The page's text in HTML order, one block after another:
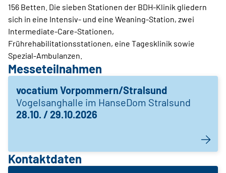
156 Betten. Die sieben Stationen der BDH-Klinik gliedern
sich in eine Intensiv- und eine Weaning-Station, zwei
Intermediate-Care-Stationen,
Frührehabilitationsstationen, eine Tagesklinik sowie
Spezial-Ambulanzen.
Messeteilnahmen
vocatium Vorpommern/Stralsund
Vogelsanghalle im HanseDom Stralsund
28.10. / 29.10.2026
Kontaktdaten